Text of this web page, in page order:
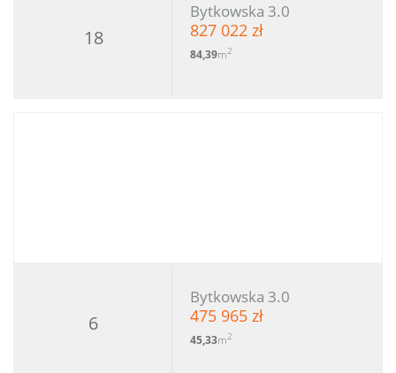
18
Bytkowska 3.0
827 022 zł
84,39m2
6
Bytkowska 3.0
475 965 zł
45,33m2